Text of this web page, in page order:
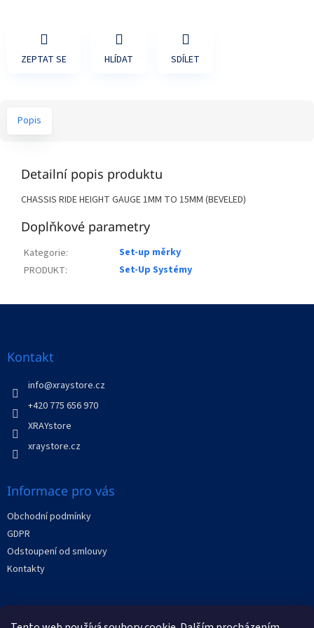
ZEPTAT SE HLÍDAT SDÍLET
Popis
Detailní popis produktu
CHASSIS RIDE HEIGHT GAUGE 1MM TO 15MM (BEVELED)
Doplňkové parametry
Kategorie:
Set-up měrky
PRODUKT: Set-Up Systémy
Kontakt
info@xraystore.cz
+420 775 656 970
XRAYstore
xraystore.cz
Informace pro vás
Obchodní podmínky
GDPR
Odstoupení od smlouvy
Kontakty
Facebook